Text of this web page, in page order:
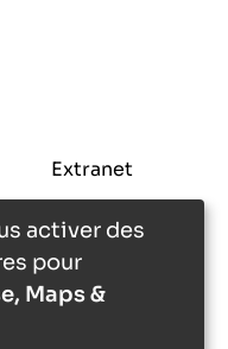
Extranet
activer des
pour
Maps &